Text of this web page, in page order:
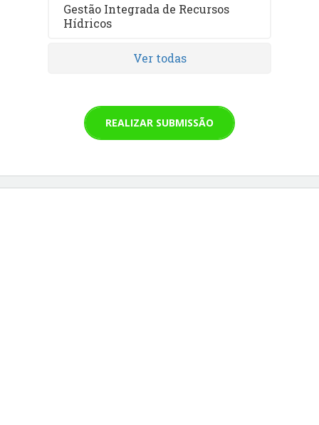
Gestão Integrada de Recursos
Hídricos
Ver todas
REALIZAR SUBMISSÃO